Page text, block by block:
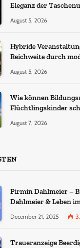
Eleganz der
August 5, 2026
Hybride
Reichweite durch
August 5, 2026
Wie können
Flüchtlingskinder
August 7, 2026
Pirmin Dahlmeier –
Dahlmeier & Leben
December 21, 2025
Traueranzeige